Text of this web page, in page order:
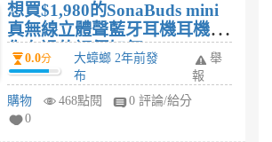
想買$1,980的SonaBuds mini
真無線立體聲藍牙耳機耳機，
你有過的評價如何?
0.0分
大蟑螂 2年前發
布
舉
報
購物
468點閱
0 評論/給分
0